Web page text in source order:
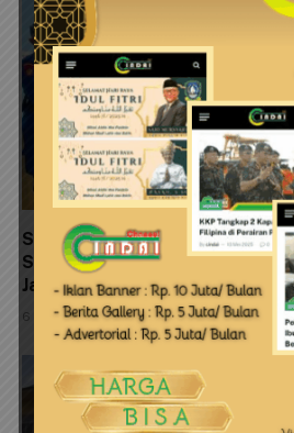
Satpolairud Polresta
Spanduk Himbauan Kebersihan
Jaga Kelestarian Pulau
6 Agustus 2026